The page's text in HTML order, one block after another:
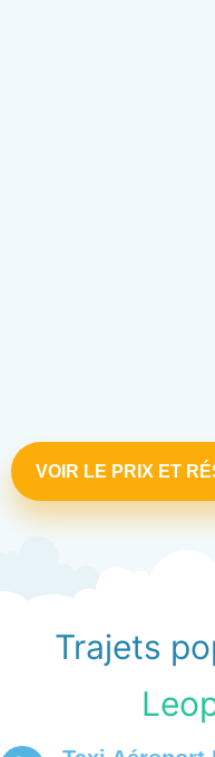
VOIR LE PRIX ET
Trajets